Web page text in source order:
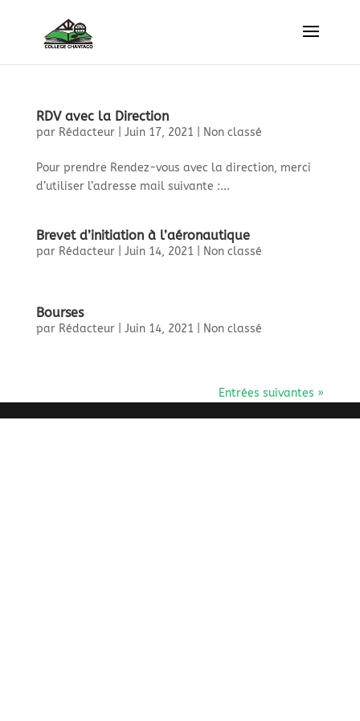
RDV avec la Direction
par Rédacteur| Juin 17, 2021 Non classé
Pour prendre Rendez-vous avec la direction, merci
d’utiliser l’adresse mail suivante :...
Brevet d’initiation à l’aéronautique
par Rédacteur| Juin 14, 2021 Non classé
Bourses
par Rédacteur| Juin 14, 2021 Non classé
Entrées suivantes »